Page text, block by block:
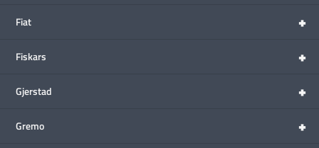
+
Fiat
+
Fiskars
+
Gjerstad
+
Gremo